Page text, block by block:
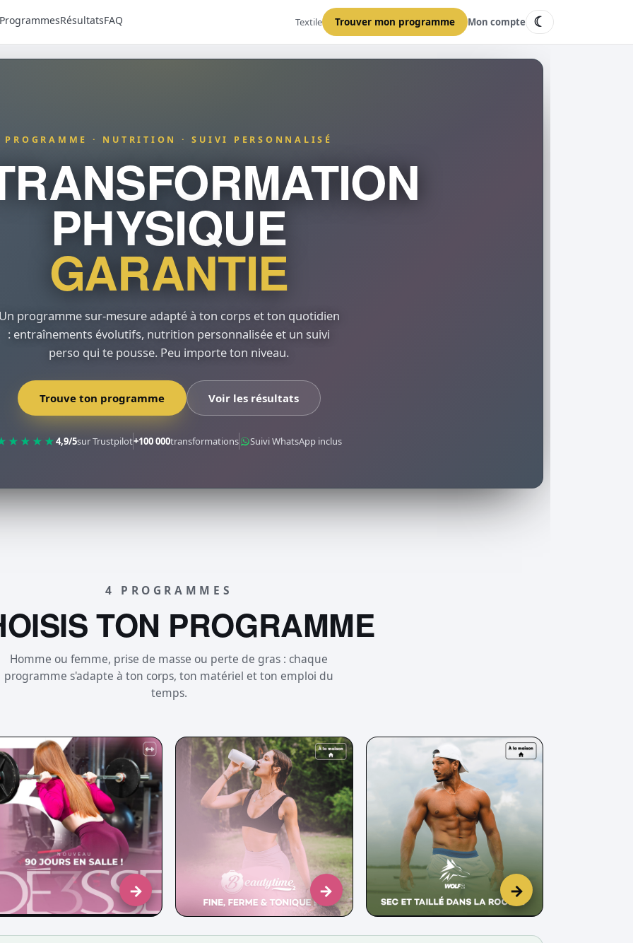
ProgrammesRésultatsFAQ Textile Trouver mon programme Mon compte ☾
PROGRAMME · NUTRITION · SUIVI PERSONNALISÉ
PHYSIQUE
GARANTIE
programme sur-mesure adapté à ton corps et ton quotidien
: entraînements évolutifs, nutrition personnalisée et un suivi
perso qui te pousse. Peu importe ton niveau.
Trouve ton programme Voir les résultats
4,9/5sur Trustpilot+100 000transformations Suivi WhatsApp inclus
4 PROGRAMMES
TON PROGRAMME
Homme ou femme, prise de masse ou perte de gras : chaque
programme s'adapte à ton corps, ton matériel et ton emploi du
temps.
→ → →